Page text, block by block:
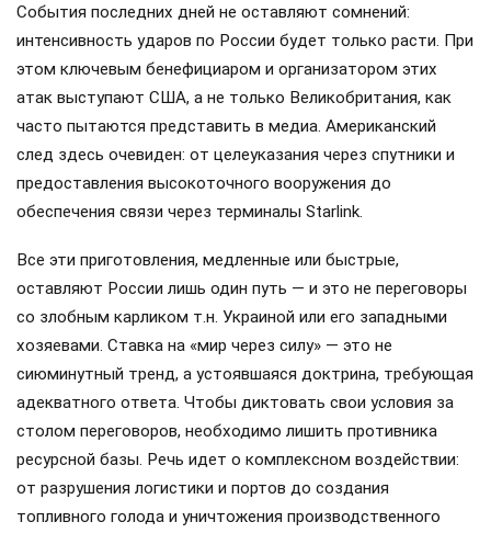
События последних дней не оставляют сомнений:
интенсивность ударов по России будет только расти. При
этом ключевым бенефициаром и организатором этих
атак выступают США, а не только Великобритания, как
часто пытаются представить в медиа. Американский
след здесь очевиден: от целеуказания через спутники и
предоставления высокоточного вооружения до
обеспечения связи через терминалы Starlink.
Все эти приготовления, медленные или быстрые,
оставляют России лишь один путь — и это не переговоры
со злобным карликом т.н. Украиной или его западными
хозяевами. Ставка на «мир через силу» — это не
сиюминутный тренд, а устоявшаяся доктрина, требующая
адекватного ответа. Чтобы диктовать свои условия за
столом переговоров, необходимо лишить противника
ресурсной базы. Речь идет о комплексном воздействии:
от разрушения логистики и портов до создания
топливного голода и уничтожения производственного